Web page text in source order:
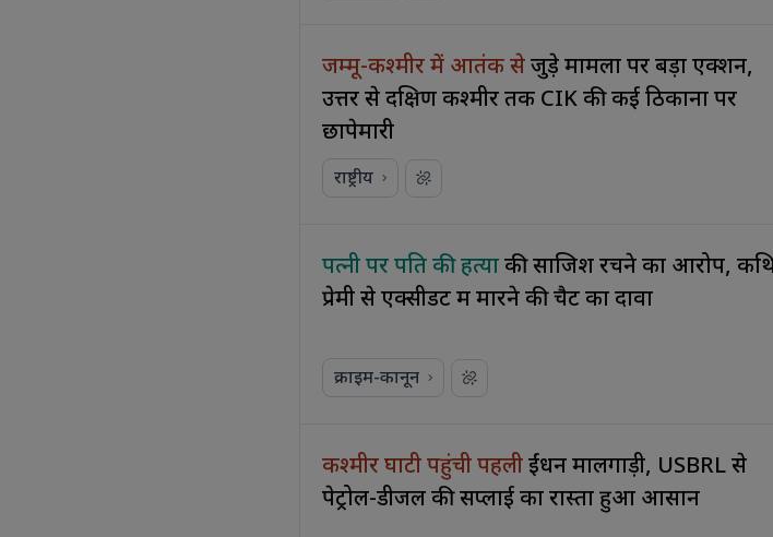
जम्मू-कश्मीर में आतंक सेजुड़े मामलों पर बड़ा एक्शन,
उत्तर से दक्षिण कश्मीर तक CIK की कई ठिकानों पर
छापेमारी
राष्ट्रीय
पत्नी पर पति की हत्याकी साजिश रचने का आरोप,
प्रेमी से एक्सीडेंट में मारने की चैट का दावा
क्राइम-कानून
कश्मीर घाटी पहुंची पहलीईंधन मालगाड़ी, USBRL से
पेट्रोल-डीजल की सप्लाई का रास्ता हुआ आसान